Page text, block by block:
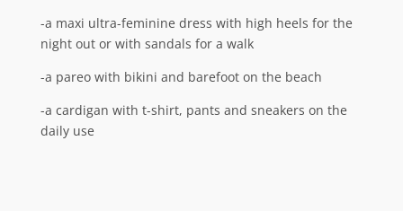
-a maxi ultra-feminine dress with high heels for the
night out or with sandals for a walk
-a pareo with bikini and barefoot on the beach
-a cardigan with t-shirt, pants and sneakers on the
daily use